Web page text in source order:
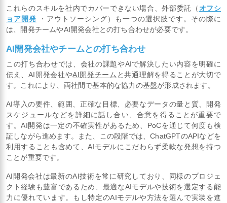
これらのスキルを社内でカバーできない場合、外部委託（オフシ
ョア開発 ・アウトソーシング）も一つの選択肢です。その際に
は、開発チームやAI開発会社との打ち合わせが必要です。
AI開発会社やチームとの打ち合わせ
この打ち合わせでは、会社の課題やAIで解決したい内容を明確に
伝え、AI開発会社やAI開発チーム と共通理解を得ることが大切で
す。これにより、両社間で基本的な協力の基盤が形成されます。
AI導入の要件、範囲、正確な目標、必要なデータの量と質、開発
スケジュールなどを詳細に話し合い、合意を得ることが重要で
す。AI開発は一定の不確実性があるため、PoCを通じて何度も検
証しながら進めます。また、この段階では、ChatGPTのAPIなどを
利用することも含めて、AIモデルにこだわらず柔軟な発想を持つ
ことが重要です。
AI開発会社は最新のAI技術を常に研究しており、同様のプロジェ
クト経験も豊富であるため、最適なAIモデルや技術を選定する能
力に優れています。もし特定のAIモデルや方法を選んで実装を進